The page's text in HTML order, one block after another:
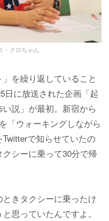
・クロちゃん
を繰り返していること
日に放送された企画「起
説」が最初。新宿から
「ウォーキングしながら
で知らせていたの
シーに乗って30分で帰
ときタクシーに乗ったけ
思っていたんですよ。